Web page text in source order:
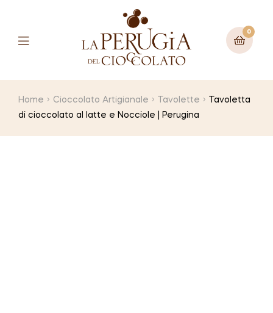
0
Menu
Home Cioccolato Artigianale Tavolette
Tavoletta
di cioccolato al latte e Nocciole | Perugina